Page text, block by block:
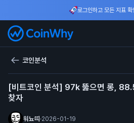
로그인하고 모든 지표 확
코인분석
[비트코인 분석] 97k 뚫으면 롱,
찾자
워뇨띠 ·2026-01-19